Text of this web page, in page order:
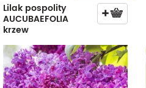
Lilak pospolity
AUCUBAEFOLIA
krzew